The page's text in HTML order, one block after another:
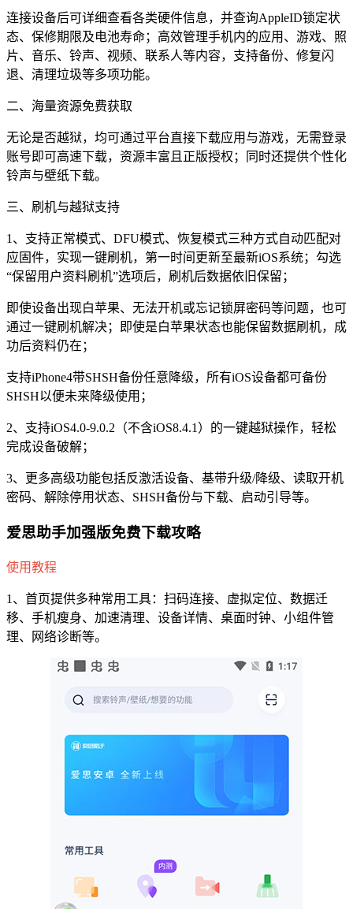
连接设备后可详细查看各类硬件信息，并查询AppleID锁定状
态、保修期限及电池寿命；高效管理手机内的应用、游戏、照
片、音乐、铃声、视频、联系人等内容，支持备份、修复闪
退、清理垃圾等多项功能。
二、海量资源免费获取
无论是否越狱，均可通过平台直接下载应用与游戏，无需登录
账号即可高速下载，资源丰富且正版授权；同时还提供个性化
铃声与壁纸下载。
三、刷机与越狱支持
1、支持正常模式、DFU模式、恢复模式三种方式自动匹配对
应固件，实现一键刷机，第一时间更新至最新iOS系统；勾选
“保留用户资料刷机”选项后，刷机后数据依旧保留；
即使设备出现白苹果、无法开机或忘记锁屏密码等问题，也可
通过一键刷机解决；即使是白苹果状态也能保留数据刷机，成
功后资料仍在；
支持iPhone4带SHSH备份任意降级，所有iOS设备都可备份
SHSH以便未来降级使用；
2、支持iOS4.0-9.0.2（不含iOS8.4.1）的一键越狱操作，轻松
完成设备破解；
3、更多高级功能包括反激活设备、基带升级/降级、读取开机
密码、解除停用状态、SHSH备份与下载、启动引导等。
爱思助手加强版免费下载攻略
使用教程
1、首页提供多种常用工具：扫码连接、虚拟定位、数据迁
移、手机瘦身、加速清理、设备详情、桌面时钟、小组件管
理、网络诊断等。